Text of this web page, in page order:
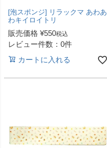
[泡スポンジ] リラックマ あわあ
わキイロイトリ
販売価格 ¥550税込
レビュー件数：0件
カートに入れる